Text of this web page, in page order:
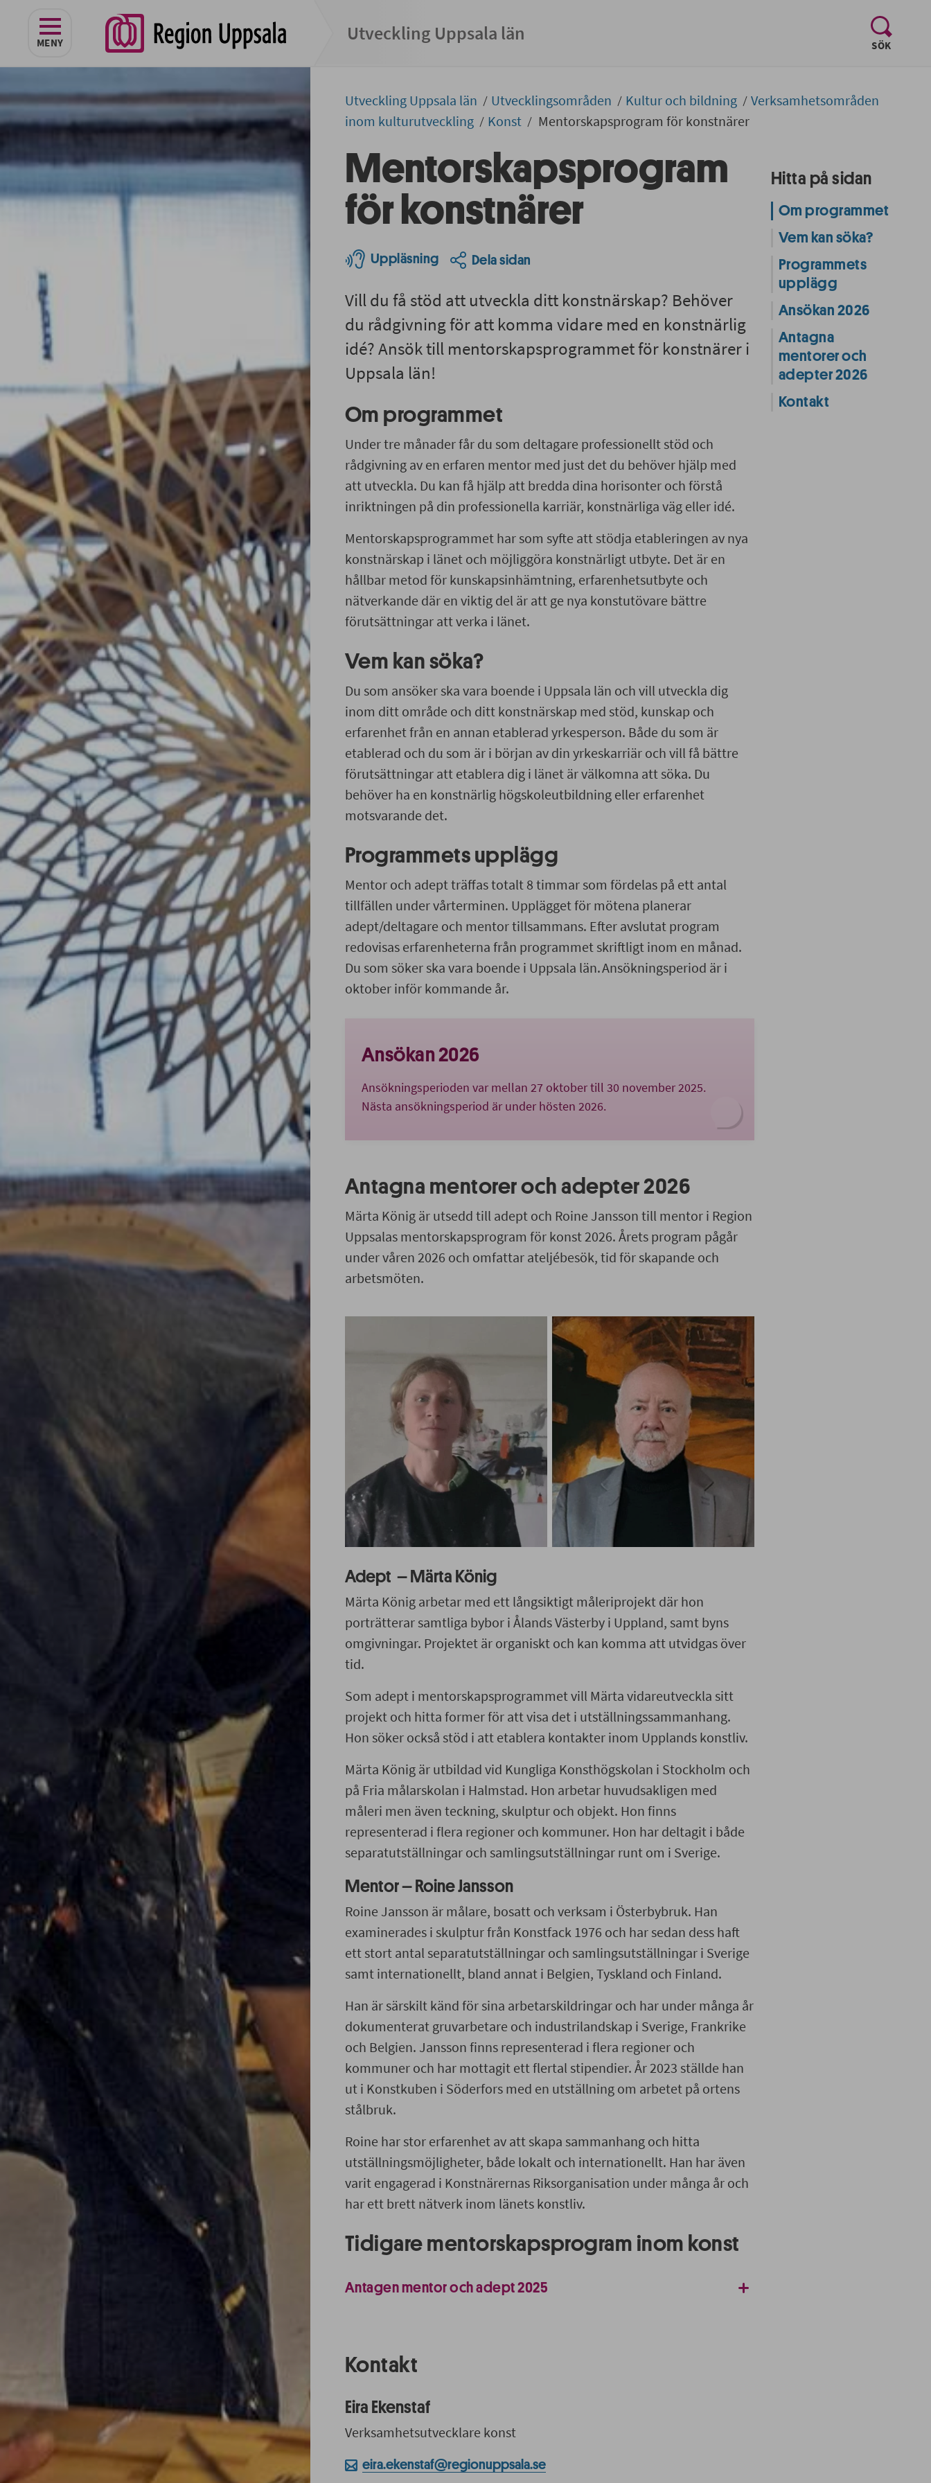
MENY
navigeringen Utveckling Uppsala län
SÖK
, visa
Utveckling Uppsala län Utvecklingsområden Kultur och bildning
Verksamhetsområden
inom kulturutveckling
Konst Mentorskapsprogram för konstnärer
Mentorskapsprogram
för konstnärer
Uppläsning Dela sidan
Vill du få stöd att utveckla ditt konstnärskap? Behöver
du rådgivning för att komma vidare med en konstnärlig
idé? Ansök till mentorskapsprogrammet för konstnärer i
Uppsala län!
Om programmet
Under tre månader får du som deltagare professionellt stöd och
rådgivning av en erfaren mentor med just det du behöver hjälp med
att utveckla. Du kan få hjälp att bredda dina horisonter och förstå
inriktningen på din professionella karriär, konstnärliga väg eller idé.
Mentorskapsprogrammet har som syfte att stödja etableringen av nya
konstnärskap i länet och möjliggöra konstnärligt utbyte. Det är en
hållbar metod för kunskapsinhämtning, erfarenhetsutbyte och
nätverkande där en viktig del är att ge nya konstutövare bättre
förutsättningar att verka i länet.
Vem kan söka?
Du som ansöker ska vara boende i Uppsala län och vill utveckla dig
inom ditt område och ditt konstnärskap med stöd, kunskap och
erfarenhet från en annan etablerad yrkesperson. Både du som är
etablerad och du som är i början av din yrkeskarriär och vill få bättre
förutsättningar att etablera dig i länet är välkomna att söka. Du
behöver ha en konstnärlig högskoleutbildning eller erfarenhet
motsvarande det.
Programmets upplägg
Mentor och adept träffas totalt 8 timmar som fördelas på ett antal
tillfällen under vårterminen. Upplägget för mötena planerar
adept/deltagare och mentor tillsammans. Efter avslutat program
redovisas erfarenheterna från programmet skriftligt inom en månad.
Du som söker ska vara boende i Uppsala län. Ansökningsperiod är i
oktober inför kommande år.
Ansökan 2026
Ansökningsperioden var mellan 27 oktober till 30 november 2025.
Nästa ansökningsperiod är under hösten 2026.
Antagna mentorer och adepter 2026
Märta König är utsedd till adept och Roine Jansson till mentor i Region
Uppsalas mentorskapsprogram för konst 2026. Årets program pågår
under våren 2026 och omfattar ateljébesök, tid för skapande och
arbetsmöten.
Adept – Märta König
Märta König arbetar med ett långsiktigt måleriprojekt där hon
porträtterar samtliga bybor i Ålands Västerby i Uppland, samt byns
omgivningar. Projektet är organiskt och kan komma att utvidgas över
tid.
Som adept i mentorskapsprogrammet vill Märta vidareutveckla sitt
projekt och hitta former för att visa det i utställningssammanhang.
Hon söker också stöd i att etablera kontakter inom Upplands konstliv.
Märta König är utbildad vid Kungliga Konsthögskolan i Stockholm och
på Fria målarskolan i Halmstad. Hon arbetar huvudsakligen med
måleri men även teckning, skulptur och objekt. Hon finns
representerad i flera regioner och kommuner. Hon har deltagit i både
separatutställningar och samlingsutställningar runt om i Sverige.
Mentor – Roine Jansson
Roine Jansson är målare, bosatt och verksam i Österbybruk. Han
examinerades i skulptur från Konstfack 1976 och har sedan dess haft
ett stort antal separatutställningar och samlingsutställningar i Sverige
samt internationellt, bland annat i Belgien, Tyskland och Finland.
Han är särskilt känd för sina arbetarskildringar och har under många år
dokumenterat gruvarbetare och industrilandskap i Sverige, Frankrike
och Belgien. Jansson finns representerad i flera regioner och
kommuner och har mottagit ett flertal stipendier. År 2023 ställde han
ut i Konstkuben i Söderfors med en utställning om arbetet på ortens
stålbruk.
Roine har stor erfarenhet av att skapa sammanhang och hitta
utställningsmöjligheter, både lokalt och internationellt. Han har även
varit engagerad i Konstnärernas Riksorganisation under många år och
har ett brett nätverk inom länets konstliv.
Tidigare mentorskapsprogram inom konst
Antagen mentor och adept 2025
Kontakt
Eira Ekenstaf
Verksamhetsutvecklare konst
eira.ekenstaf@regionuppsala.se
Hitta på sidan
Om programmet
Vem kan söka?
Programmets
upplägg
Ansökan 2026
Antagna
mentorer och
adepter 2026
Kontakt